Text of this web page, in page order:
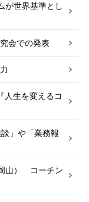
が世界基準とし
会での発表
人生を変えるコ
」や「業務報
山） コーチン